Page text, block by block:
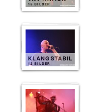
15 BILDER
KLANGSTABIL
12 BILDER